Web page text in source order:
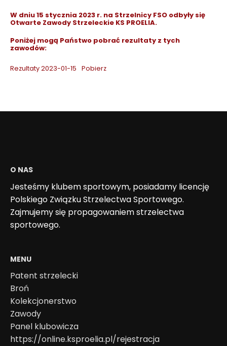
W dniu 15 stycznia 2023 r. na Strzelnicy FSO odbyły się
Otwarte Zawody Strzeleckie KS PROELIA.
Poniżej mogą Państwo pobrać rezultaty z tych
zawodów:
Rezultaty 2023-01-15 Pobierz
O NAS
Jesteśmy klubem sportowym, posiadamy licencję
Polskiego Związku Strzelectwa Sportowego.
Zajmujemy się propagowaniem strzelectwa
sportowego.
MENU
Patent strzelecki
Broń
Kolekcjonerstwo
Zawody
Panel klubowicza
https://online.ksproelia.pl/rejestracja